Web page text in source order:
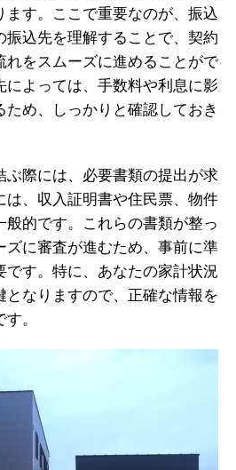
ます。ここで重要なのが、振込
振込先を理解することで、契約
れをスムーズに進めることがで
によっては、手数料や利息に影
め、しっかりと確認しておき
ぶ際には、必要書類の提出が求
は、収入証明書や住民票、物件
般的です。これらの書類が整っ
ズに審査が進むため、事前に準
です。特に、あなたの家計状況
となりますので、正確な情報を
。